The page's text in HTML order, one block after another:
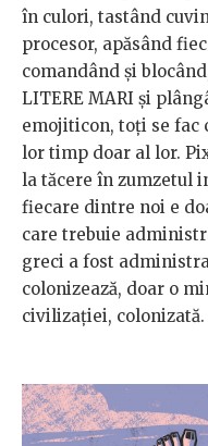
în culori, tastând
procesor, apăsând
comandând și
LITERE MARI și
emojiticon, toți se fac
lor timp doar al lor.
la tăcere în zumzetul
fiecare dintre noi e
care trebuie
greci a fost
colonizează, doar o
civilizației, colonizată.